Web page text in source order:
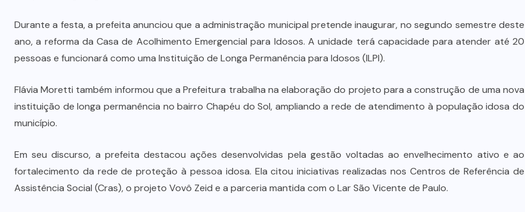
Durante a festa, a prefeita anunciou que a administração municipal pretende inaugurar, no segundo semestre deste
ano, a reforma da Casa de Acolhimento Emergencial para Idosos. A unidade terá capacidade para atender até 20
pessoas e funcionará como uma Instituição de Longa Permanência para Idosos (ILPI).
Flávia Moretti também informou que a Prefeitura trabalha na elaboração do projeto para a construção de uma nova
instituição de longa permanência no bairro Chapéu do Sol, ampliando a rede de atendimento à população idosa do
município.
Em seu discurso, a prefeita destacou ações desenvolvidas pela gestão voltadas ao envelhecimento ativo e ao
fortalecimento da rede de proteção à pessoa idosa. Ela citou iniciativas realizadas nos Centros de Referência de
Assistência Social (Cras), o projeto Vovô Zeid e a parceria mantida com o Lar São Vicente de Paulo.
à perda do cargo por denúncias de
importunação sexual
jurisprudência falsa gerada por IA
em ação trabalhista